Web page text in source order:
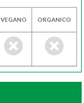
VEGANO ORGANICO